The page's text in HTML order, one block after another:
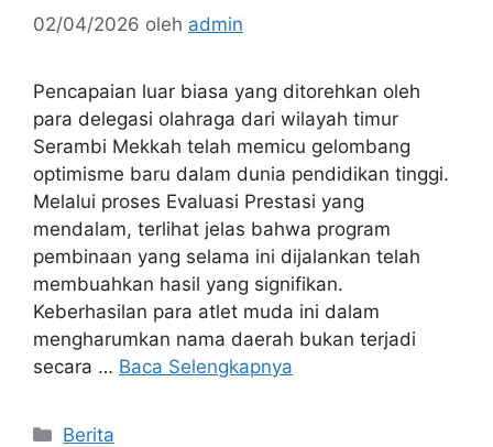
02/04/2026 oleh admin
Pencapaian luar biasa yang ditorehkan oleh
para delegasi olahraga dari wilayah timur
Serambi Mekkah telah memicu gelombang
optimisme baru dalam dunia pendidikan tinggi.
Melalui proses Evaluasi Prestasi yang
mendalam, terlihat jelas bahwa program
pembinaan yang selama ini dijalankan telah
membuahkan hasil yang signifikan.
Keberhasilan para atlet muda ini dalam
mengharumkan nama daerah bukan terjadi
secara … Baca Selengkapnya
Kategori
Berita